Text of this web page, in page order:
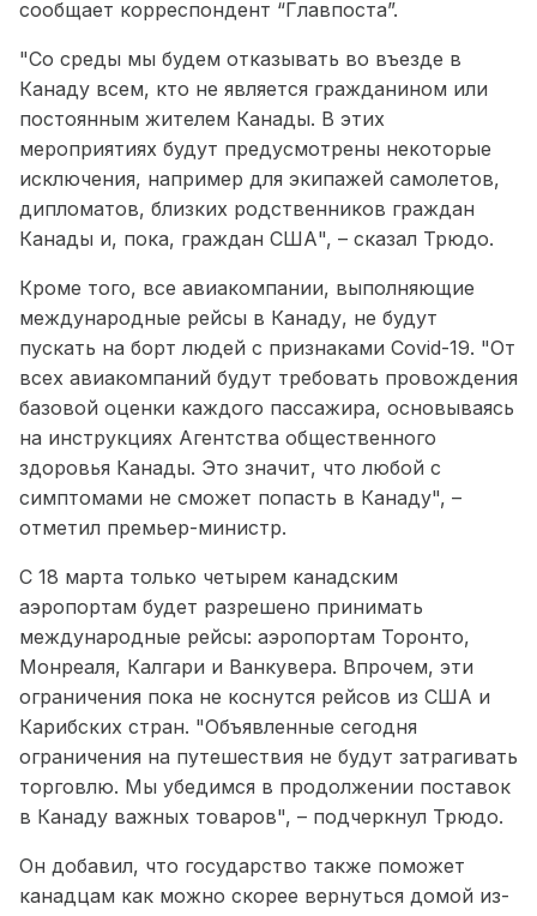
сообщает корреспондент “Главпоста”.
"Со среды мы будем отказывать во въезде в
Канаду всем, кто не является гражданином или
постоянным жителем Канады. В этих
мероприятиях будут предусмотрены некоторые
исключения, например для экипажей самолетов,
дипломатов, близких родственников граждан
Канады и, пока, граждан США", – сказал Трюдо.
Кроме того, все авиакомпании, выполняющие
международные рейсы в Канаду, не будут
пускать на борт людей с признаками Covid-19. "От
всех авиакомпаний будут требовать провождения
базовой оценки каждого пассажира, основываясь
на инструкциях Агентства общественного
здоровья Канады. Это значит, что любой с
симптомами не сможет попасть в Канаду", –
отметил премьер-министр.
С 18 марта только четырем канадским
аэропортам будет разрешено принимать
международные рейсы: аэропортам Торонто,
Монреаля, Калгари и Ванкувера. Впрочем, эти
ограничения пока не коснутся рейсов из США и
Карибских стран. "Объявленные сегодня
ограничения на путешествия не будут затрагивать
торговлю. Мы убедимся в продолжении поставок
в Канаду важных товаров", – подчеркнул Трюдо.
Он добавил, что государство также поможет
канадцам как можно скорее вернуться домой из-